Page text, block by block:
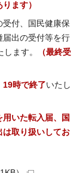
ます）
付、国民健康保
届出の受付等を行
します。
（最終受
19時で終了いたし
いた転入届、国
は取り扱いしてお